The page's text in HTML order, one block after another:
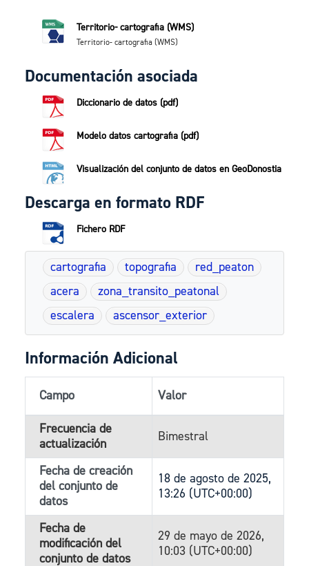
Territorio- cartografia (WMS)
Territorio- cartografia (WMS)
Documentación asociada
Diccionario de datos (pdf)
Modelo datos cartografia (pdf)
Visualización del conjunto de datos en GeoDonostia
Descarga en formato RDF
Fichero RDF
cartografia topografia
red_peaton
acera
zona_transito_peatonal
escalera
ascensor_exterior
Información Adicional
Campo Valor
Frecuencia de
actualización
Bimestral
Fecha de creación
del conjunto de
datos
18 de agosto de 2025,
13:26 (UTC+00:00)
Fecha de
modificación del
conjunto de datos
29 de mayo de 2026,
10:03 (UTC+00:00)